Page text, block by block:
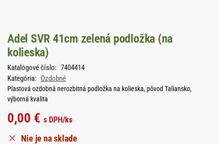
Adel SVR 41cm zelená podložka (na
kolieska)
Katalógové číslo: 7404414
Kategória: Ozdobné
Plastová ozdobná nerozbitná podložka na kolieska, pôvod Taliansko,
výborná kvalita
0,00 € s DPH/ks
Nie je na sklade